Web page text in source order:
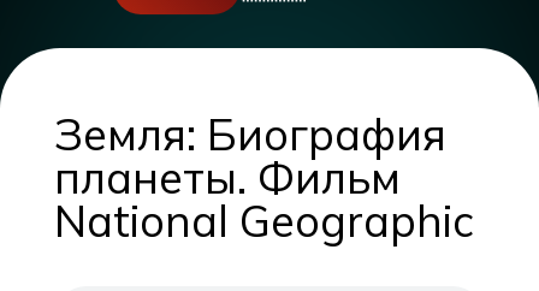
Земля: Биография
планеты. Фильм
National Geographic